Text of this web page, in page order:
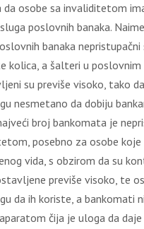
da osobe sa invaliditetom
poslovnih banaka.
banaka nepristupačni
kolica, a šalteri u poslovnim
su previše visoko, tako
nesmetano da dobiju
broj bankomata je
posebno za osobe
vida, s obzirom da su
previše visoko, te
da ih koriste, a bankomati
čija je uloga da daje